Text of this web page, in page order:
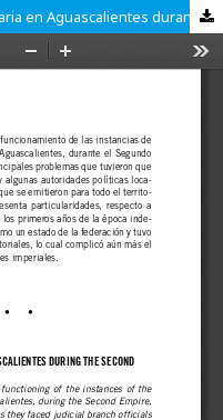
La organización de la justicia ordinaria en Aguascalientes durante el Segundo Imperio